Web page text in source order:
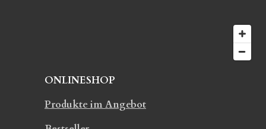
ONLINESHOP
Produkte im Angebot